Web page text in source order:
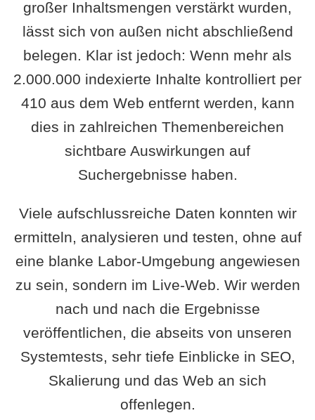
großer Inhaltsmengen verstärkt wurden,
lässt sich von außen nicht abschließend
belegen. Klar ist jedoch: Wenn mehr als
2.000.000 indexierte Inhalte kontrolliert per
410 aus dem Web entfernt werden, kann
dies in zahlreichen Themenbereichen
sichtbare Auswirkungen auf
Suchergebnisse haben.
Viele aufschlussreiche Daten konnten wir
ermitteln, analysieren und testen, ohne auf
eine blanke Labor-Umgebung angewiesen
zu sein, sondern im Live-Web. Wir werden
nach und nach die Ergebnisse
veröffentlichen, die abseits von unseren
Systemtests, sehr tiefe Einblicke in SEO,
Skalierung und das Web an sich
offenlegen.